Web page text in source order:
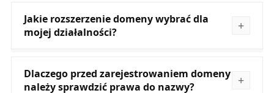
Jakie rozszerzenie domeny wybrać dla
mojej działalności?
Dlaczego przed zarejestrowaniem domeny
należy sprawdzić prawa do nazwy?